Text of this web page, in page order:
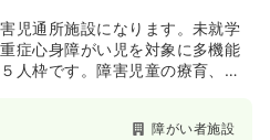
児通所施設になります。未就学
症心身障がい児を対象に多機能
人枠です。障害児童の療育、訓
障がい者施設